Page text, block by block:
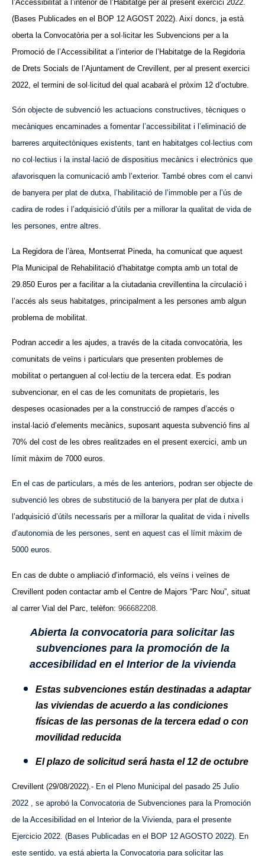
l’Accessibilitat a l’interior de l’Habitatge per al present exercici 2022.
(Bases Publicades en el BOP 12 AGOST 2022). Així doncs, ja està
oberta la Convocatòria per a sol·licitar les Subvencions per a la
Promoció de l’Accessibilitat a l’interior de l’Habitatge de la Regidoria
de Drets Socials de l’Ajuntament de Crevillent, per al present exercici
2022, el termini de sol·licitud del qual acabarà el pròxim 12 d’octubre.
Són objecte de subvenció les actuacions constructives, tècniques o
mecàniques encaminades a fomentar l’accessibilitat i l’eliminació de
barreres arquitectòniques existents, tant en habitatges col·lectius com
no col·lectius i la instal·lació de dispositius mecànics i electrònics que
afavorisquen la comunicació amb l’exterior. També obres com el canvi
de banyera per plat de dutxa, l’habilitació de l’immoble per a l’ús de
cadira de rodes i l’adquisició d’útils per a millorar la qualitat de vida de
les persones, entre altres.
La Regidora de l’àrea, Montserrat Pineda, ha comunicat que aquest
Pla Municipal de Rehabilitació d’habitatge compta amb un total de
29.850 Euros per a facilitar a la ciutadania crevillentina la circulació i
l’accés als seus habitatges, principalment a les persones amb algun
problema de mobilitat.
Podran accedir a les ajudes, a través de la citada convocatòria, les
comunitats de veïns i particulars que presenten problemes de
mobilitat o pertanguen al col·lectiu de la tercera edat. Es podran
subvencionar, en el cas de les comunitats de propietaris, les
despeses ocasionades per a la construcció de rampes d’accés o
instal·lació d’elements mecànics, suposant aquesta subvenció fins al
70% del cost de les obres realitzades en el present exercici, amb un
límit màxim de 7000 euros.
En el cas de particulars, a més de les anteriors, podran ser objecte de
subvenció les obres de substitució de la banyera per plat de dutxa i
l’adquisició d’útils necessaris per a millorar la qualitat de vida i nivells
d’autonomia de les persones, sent en aquest cas el límit màxim de
5000 euros.
En cas de dubte o ampliació d’informació, els veïns i veïnes de
Crevillent poden contactar amb el Centre de Majors “Parc Nou”, situat
al carrer Vial del Parc, telèfon: 966682208.
Abierta la convocatoria para solicitar las
subvenciones para la promoción de la
accesibilidad en el Interior de la vivienda
Estas subvenciones están destinadas a adaptar
las viviendas de acuerdo a las condiciones
físicas de las personas de la tercera edad o con
movilidad reducida
El plazo de solicitud será hasta el 12 de octubre
Crevillent (29/08/2022).- En el Pleno Municipal del pasado 25 Julio
2022 , se aprobó la Convocatoria de Subvenciones para la Promoción
de la Accesibilidad en el Interior de la Vivienda, para el presente
Ejercicio 2022. (Bases Publicadas en el BOP 12 AGOSTO 2022). En
este sentido, ya está abierta la Convocatoria para solicitar las